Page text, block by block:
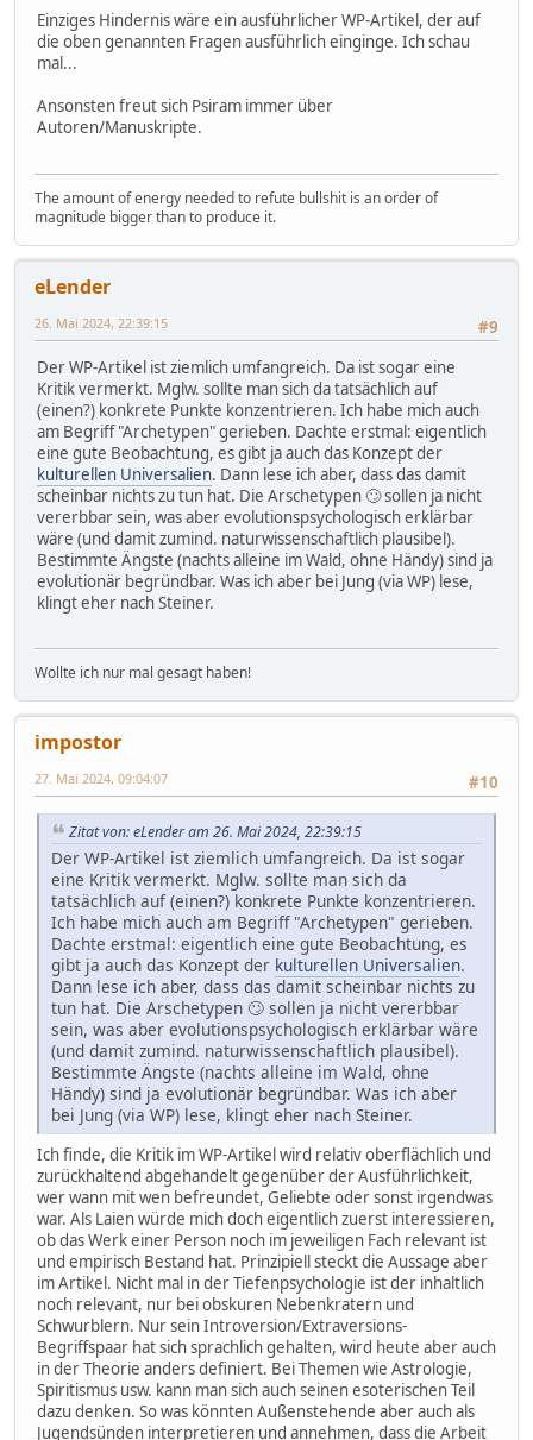
Einziges Hindernis wäre ein ausführlicher WP-Artikel, der auf
die oben genannten Fragen ausführlich einginge. Ich schau
mal...
Ansonsten freut sich Psiram immer über
Autoren/Manuskripte.
The amount of energy needed to refute bullshit is an order of
magnitude bigger than to produce it.
eLender
#9
26. Mai 2024, 22:39:15
Der WP-Artikel ist ziemlich umfangreich. Da ist sogar eine
Kritik vermerkt. Mglw. sollte man sich da tatsächlich auf
(einen?) konkrete Punkte konzentrieren. Ich habe mich auch
am Begriff "Archetypen" gerieben. Dachte erstmal: eigentlich
eine gute Beobachtung, es gibt ja auch das Konzept der
kulturellen Universalien. Dann lese ich aber, dass das damit
scheinbar nichts zu tun hat. Die Arschetypen 🙄 sollen ja nicht
vererbbar sein, was aber evolutionspsychologisch erklärbar
wäre (und damit zumind. naturwissenschaftlich plausibel).
Bestimmte Ängste (nachts alleine im Wald, ohne Händy) sind ja
evolutionär begründbar. Was ich aber bei Jung (via WP) lese,
klingt eher nach Steiner.
Wollte ich nur mal gesagt haben!
impostor
#10
27. Mai 2024, 09:04:07
Zitat von: eLender am 26. Mai 2024, 22:39:15
Der WP-Artikel ist ziemlich umfangreich. Da ist sogar
eine Kritik vermerkt. Mglw. sollte man sich da
tatsächlich auf (einen?) konkrete Punkte konzentrieren.
Ich habe mich auch am Begriff "Archetypen" gerieben.
Dachte erstmal: eigentlich eine gute Beobachtung, es
gibt ja auch das Konzept der kulturellen Universalien.
Dann lese ich aber, dass das damit scheinbar nichts zu
tun hat. Die Arschetypen 🙄 sollen ja nicht vererbbar
sein, was aber evolutionspsychologisch erklärbar wäre
(und damit zumind. naturwissenschaftlich plausibel).
Bestimmte Ängste (nachts alleine im Wald, ohne
Händy) sind ja evolutionär begründbar. Was ich aber
bei Jung (via WP) lese, klingt eher nach Steiner.
Ich finde, die Kritik im WP-Artikel wird relativ oberflächlich und
zurückhaltend abgehandelt gegenüber der Ausführlichkeit,
wer wann mit wen befreundet, Geliebte oder sonst irgendwas
war. Als Laien würde mich doch eigentlich zuerst interessieren,
ob das Werk einer Person noch im jeweiligen Fach relevant ist
und empirisch Bestand hat. Prinzipiell steckt die Aussage aber
im Artikel. Nicht mal in der Tiefenpsychologie ist der inhaltlich
noch relevant, nur bei obskuren Nebenkratern und
Schwurblern. Nur sein Introversion/Extraversions-
Begriffspaar hat sich sprachlich gehalten, wird heute aber auch
in der Theorie anders definiert. Bei Themen wie Astrologie,
Spiritismus usw. kann man sich auch seinen esoterischen Teil
dazu denken. So was könnten Außenstehende aber auch als
Jugendsünden interpretieren und annehmen, dass die Arbeit